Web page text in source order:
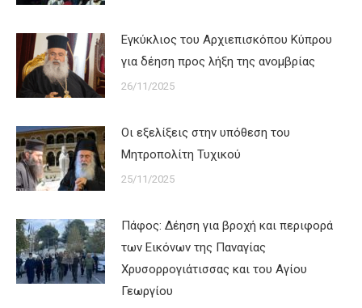
Εγκύκλιος του Αρχιεπισκόπου Κύπρου
για δέηση προς λήξη της ανομβρίας
26/11/2025
Οι εξελίξεις στην υπόθεση του
Μητροπολίτη Τυχικού
25/11/2025
Πάφος: Δέηση για βροχή και περιφορά
των Εικόνων της Παναγίας
Χρυσορρογιάτισσας και του Αγίου
Γεωργίου